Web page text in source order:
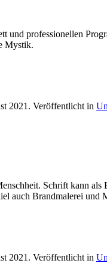
und professionellen
Mystik.
2021 . Veröffentlicht in
Schrift kann
auch Brandmalerei und
2021 . Veröffentlicht in